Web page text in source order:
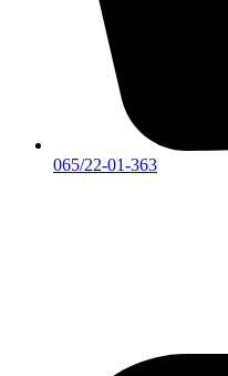
065/22-01-363